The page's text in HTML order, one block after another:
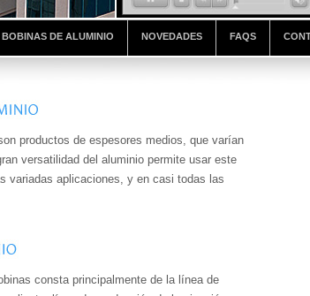
BOBINAS DE ALUMINIO NOVEDADES FAQS
productos de espesores medios, que varían
versatilidad del aluminio permite usar este
variadas aplicaciones, y en casi todas las
consta principalmente de la línea de